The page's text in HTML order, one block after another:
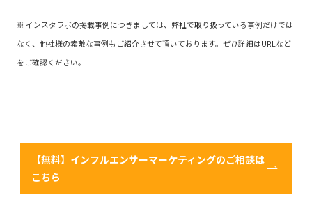
※ インスタラボの掲載事例につきましては、弊社で取り扱っている事例だけでは
なく、他社様の素敵な事例もご紹介させて頂いております。ぜひ詳細はURLなど
をご確認ください。
【無料】インフルエンサーマーケティングのご相談は
こちら